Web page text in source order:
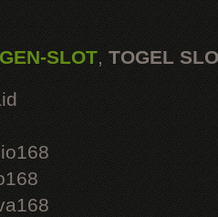
SLOT,TOGEL